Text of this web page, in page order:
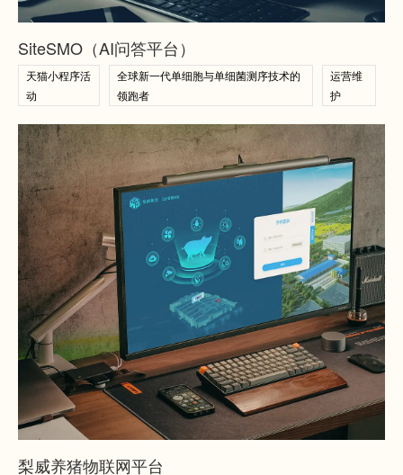
查看案例
SiteSMO（AI问答平台）
天猫小程序活
动
全球新一代单细胞与单细菌测序技术的
领跑者
运营维
护
查看案例
查看案例
梨威养猪物联网平台